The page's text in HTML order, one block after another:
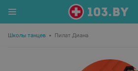
Школы танцев • Пилат Диана